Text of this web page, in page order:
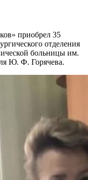
приобрел 35
отделения
больницы им.
Ю. Ф. Горячева.